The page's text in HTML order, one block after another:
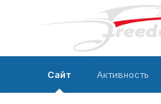
Сайт Активность